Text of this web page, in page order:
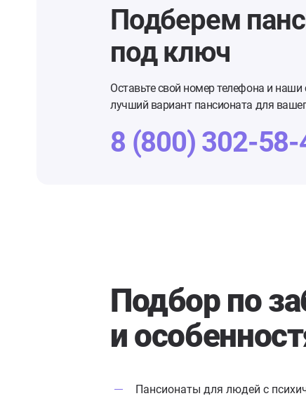
Подберем
под ключ
Оставьте свой номер телефона и наши
лучший вариант пансионата для
8 (800) 302-58-
Подбор по
и
Пансионаты для людей с